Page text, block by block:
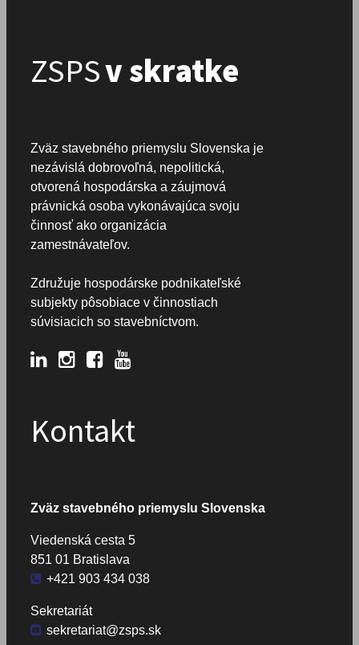
ZSPSv skratke
Zväz stavebného priemyslu Slovenska je
nezávislá dobrovoľná, nepolitická,
otvorená hospodárska a záujmová
právnická osoba vykonávajúca svoju
činnosť ako organizácia
zamestnávateľov.
Združuje hospodárske podnikateľské
subjekty pôsobiace v činnostiach
súvisiacich so stavebníctvom.
Kontakt
Zväz stavebného priemyslu Slovenska
Viedenská cesta 5
851 01 Bratislava
+421 903 434 038
Sekretariát
sekretariat@zsps.sk